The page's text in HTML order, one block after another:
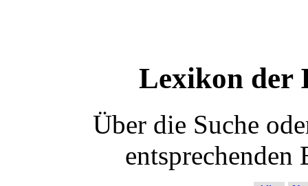
Lexikon der
Über die Suche